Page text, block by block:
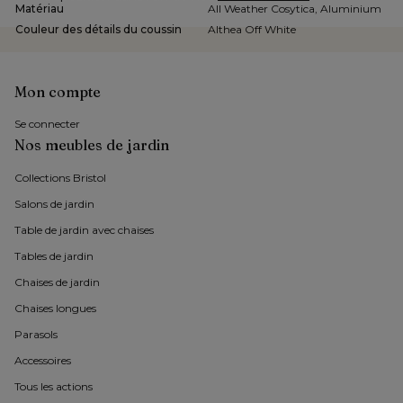
Matériau
All Weather Cosytica, Aluminium
Couleur des détails du coussin
Althea Off White
Nos meubles de jardin
Collections Bristol
Salons de jardin
Table de jardin avec chaises
Tables de jardin
Chaises de jardin
Chaises longues
Parasols
Accessoires
Tous les actions
Mon compte
Se connecter